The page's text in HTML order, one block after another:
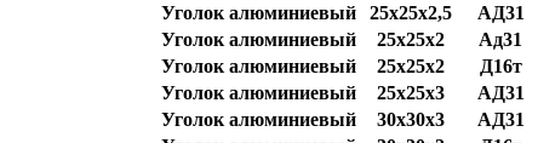
Уголок алюминиевый
25х25х2,5
АД31
Уголок алюминиевый
25х25х2
Ад31
Уголок алюминиевый
25х25х2
Д16т
Уголок алюминиевый
25х25х3
АД31
Уголок алюминиевый
30х30х3
АД31